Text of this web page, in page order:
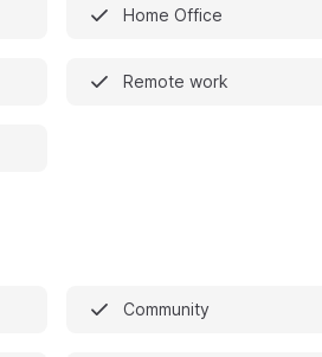
Home Office
Remote work
Community